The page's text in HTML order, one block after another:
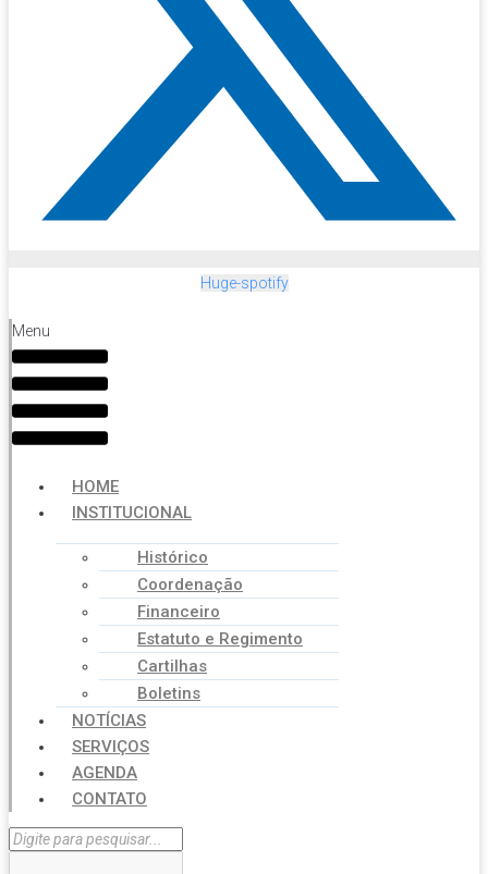
Huge-spotify
Menu
HOME
INSTITUCIONAL
Histórico
Coordenação
Financeiro
Estatuto e Regimento
Cartilhas
Boletins
NOTÍCIAS
SERVIÇOS
AGENDA
CONTATO